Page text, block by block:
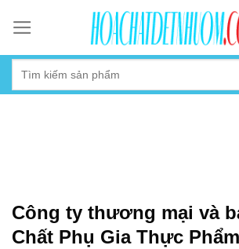
content
Công ty thương mại và
Chất Phụ Gia Thực